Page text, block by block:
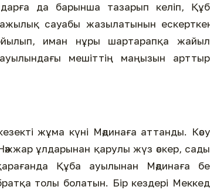
да барынша тазарып келіп,
сауабы жазылатынын
иман нұры шартарапқа
мешіттің маңызын
Құба ауылынан Мәдинаға
толы болатын. Бір кездері